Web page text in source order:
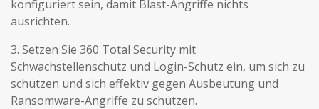
konfiguriert sein, damit Blast-Angriffe nichts
ausrichten.
3. Setzen Sie 360 Total Security mit
Schwachstellenschutz und Login-Schutz ein, um sich zu
schützen und sich effektiv gegen Ausbeutung und
Ransomware-Angriffe zu schützen.